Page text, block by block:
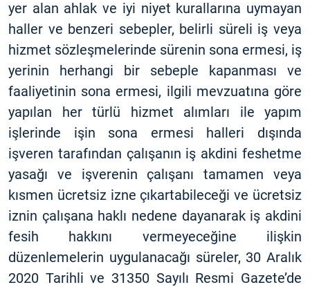
yer alan ahlak ve iyi niyet kurallarına uymayan
haller ve benzeri sebepler, belirli süreli iş veya
hizmet sözleşmelerinde sürenin sona ermesi, iş
yerinin herhangi bir sebeple kapanması ve
faaliyetinin sona ermesi, ilgili mevzuatına göre
yapılan her türlü hizmet alımları ile yapım
işlerinde işin sona ermesi halleri dışında
işveren tarafından çalışanın iş akdini feshetme
yasağı ve işverenin çalışanı tamamen veya
kısmen ücretsiz izne çıkartabileceği ve ücretsiz
iznin çalışana haklı nedene dayanarak iş akdini
fesih hakkını vermeyeceğine ilişkin
düzenlemelerin uygulanacağı süreler, 30 Aralık
2020 Tarihli ve 31350 Sayılı Resmi Gazete’de